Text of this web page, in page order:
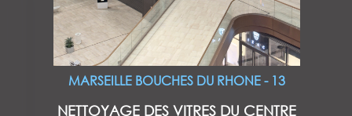
MARSEILLE BOUCHES DU RHONE - 13
NETTOYAGE DES VITRES DU CENTRE